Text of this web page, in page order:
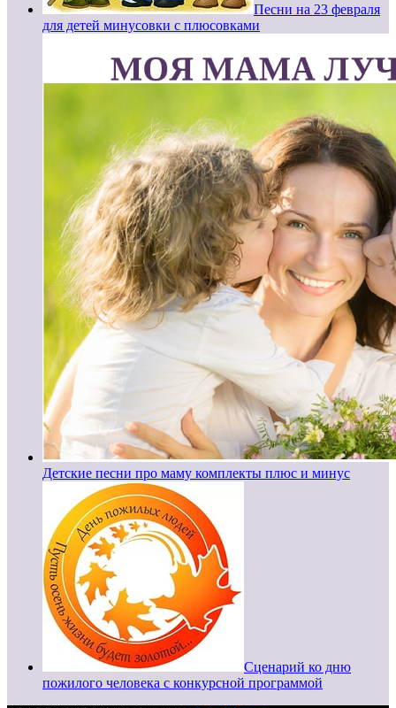
Песни на 23 февраля
для детей минусовки с плюсовками
Детские песни про маму комплекты плюс и минус
Сценарий ко дню
пожилого человека с конкурсной программой